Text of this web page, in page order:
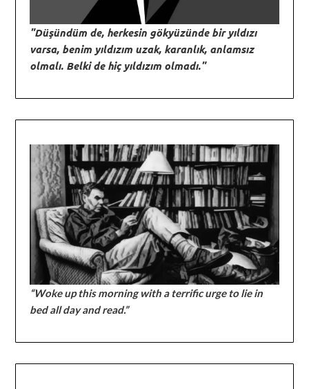
"Düşündüm de, herkesin gökyüzünde bir yıldızı
varsa, benim yıldızım uzak, karanlık, anlamsız
olmalı. Belki de hiç yıldızım olmadı."
“Woke up this morning with a terrific urge to lie in
bed all day and read.”